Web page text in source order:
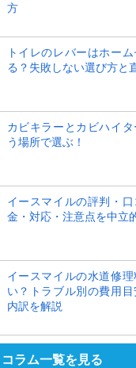
方
トイレのレバーはホー
る？失敗しない選び方と
カビキラーとカビハイ
う場所で選ぶ！
イースマイルの評判・
金・対応・注意点を中立
イースマイルの水道修
い？トラブル別の費用目
内訳を解説
コラム一覧を見る